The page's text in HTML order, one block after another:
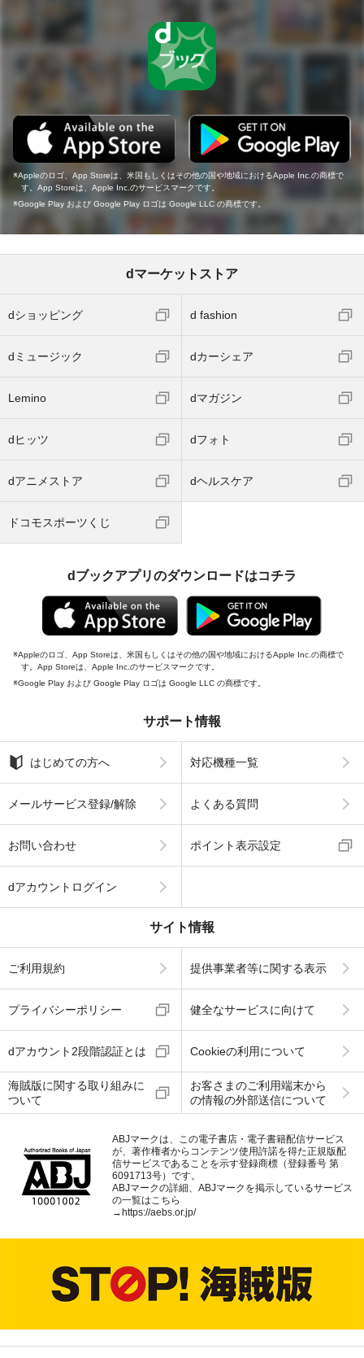
Appleのロゴ、App Storeは、米国もしくはその他の国や地域におけるApple Inc.の商標で
す。App Storeは、Apple Inc.のサービスマークです。
Google Play および Google Play ロゴは Google LLC の商標です。
dマーケットストア
dショッピング d fashion
dミュージック dカーシェア
Lemino dマガジン
dヒッツ dフォト
dアニメストア dヘルスケア
ドコモスポーツくじ
dブックアプリのダウンロードはコチラ
Appleのロゴ、App Storeは、米国もしくはその他の国や地域におけるApple Inc.の商標で
す。App Storeは、Apple Inc.のサービスマークです。
Google Play および Google Play ロゴは Google LLC の商標です。
サポート情報
はじめての方へ 対応機種一覧
メールサービス登録/解除 よくある質問
お問い合わせ ポイント表示設定
dアカウントログイン
サイト情報
ご利用規約 提供事業者等に関する表示
プライバシーポリシー 健全なサービスに向けて
dアカウント2段階認証とは Cookieの利用について
海賊版に関する取り組みに
ついて
お客さまのご利用端末から
の情報の外部送信について
ABJマークは、この電子書店・電子書籍配信サービス
が、著作権者からコンテンツ使用許諾を得た正規版配
信サービスであることを示す登録商標（登録番号 第
6091713号）です。
ABJマークの詳細、ABJマークを掲示しているサービス
の一覧はこちら
→ https://aebs.or.jp/